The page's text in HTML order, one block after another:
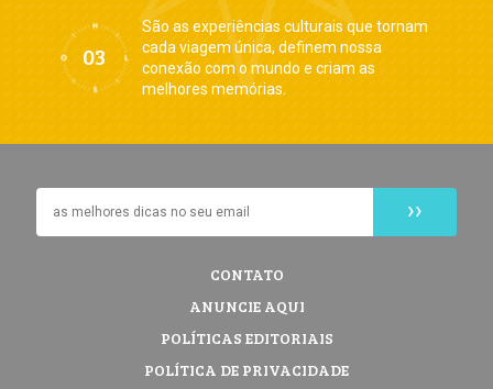
São as experiências culturais que tornam
cada viagem única, definem nossa
conexão com o mundo e criam as
melhores memórias.
CONTATO
ANUNCIE AQUI
POLÍTICAS EDITORIAIS
POLÍTICA DE PRIVACIDADE